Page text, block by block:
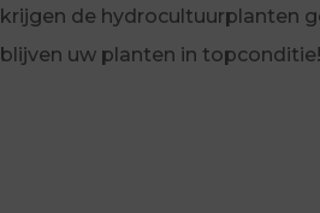
krijgen de hydrocultuurplanten
blijven uw planten in topconditie!